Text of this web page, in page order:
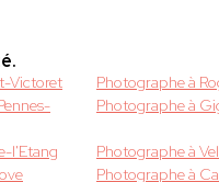
Victoret
Photographe à
Photographe à
l'Etang
Photographe à
Photographe à